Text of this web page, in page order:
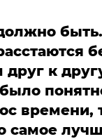
к
времени,
самое